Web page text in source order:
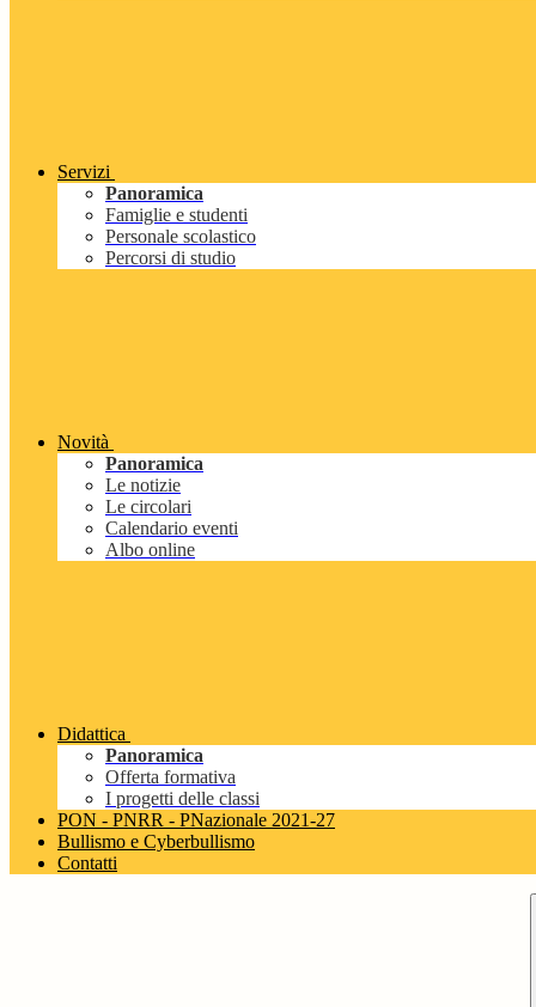
Servizi
Panoramica
Famiglie e studenti
Personale scolastico
Percorsi di studio
Novità
Panoramica
Le notizie
Le circolari
Calendario eventi
Albo online
Didattica
Panoramica
Offerta formativa
I progetti delle classi
PON - PNRR - PNazionale 2021-27
Bullismo e Cyberbullismo
Contatti